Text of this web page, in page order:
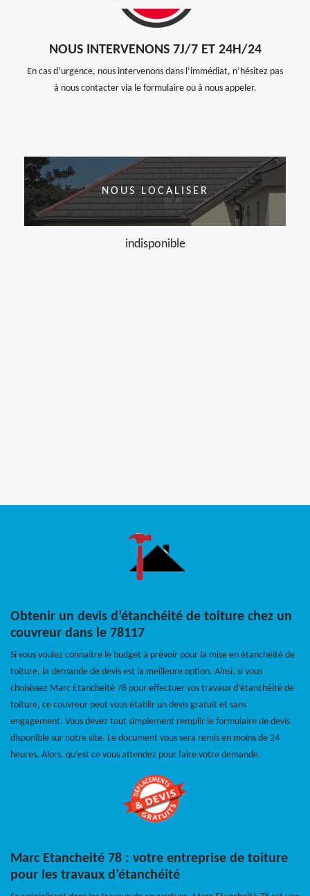
NOUS INTERVENONS 7J/7 ET 24H/24
En cas d’urgence, nous intervenons dans l’immédiat, n’hésitez pas
à nous contacter via le formulaire ou à nous appeler.
NOUS LOCALISER
indisponible
Obtenir un devis d’étanchéité de toiture chez un
couvreur dans le 78117
Si vous voulez connaitre le budget à prévoir pour la mise en étanchéité de
toiture, la demande de devis est la meilleure option. Ainsi, si vous
choisissez Marc Etancheité 78 pour effectuer vos travaux d’étanchéité de
toiture, ce couvreur peut vous établir un devis gratuit et sans
engagement. Vous devez tout simplement remplir le formulaire de devis
disponible sur notre site. Le document vous sera remis en moins de 24
heures. Alors, qu’est ce vous attendez pour faire votre demande.
Marc Etancheité 78 : votre entreprise de toiture
pour les travaux d’étanchéité